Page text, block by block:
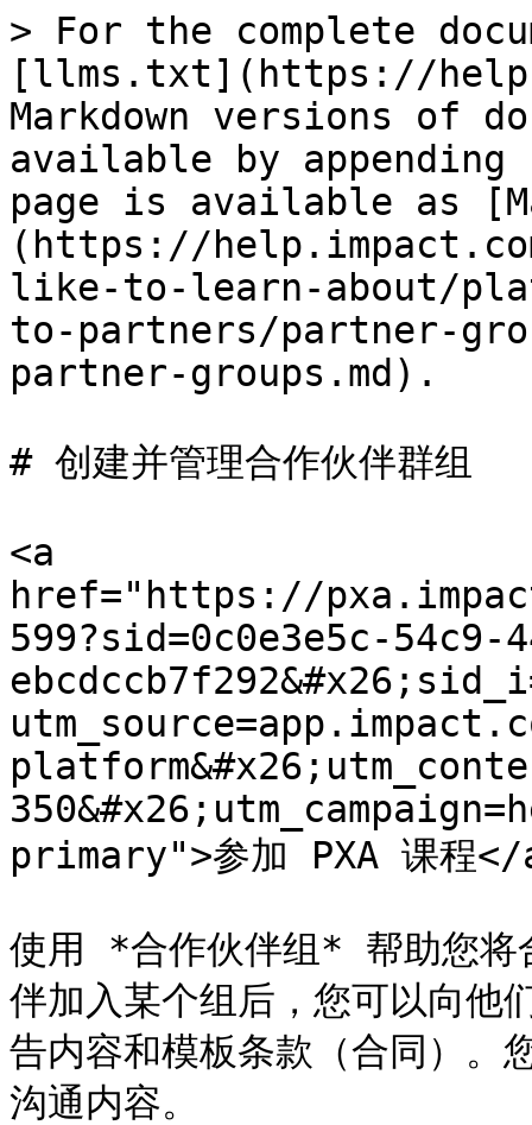
> For the complete
[llms.txt](https://
Markdown versions of
available by
page is available as
(https://
like-to-learn-about/
to-partners/partner-
partner-groups.md).
# 创建并管理合作伙伴群组
<a
href="https://
599?sid=0c0e3e5c-54c9-
primary">参加 PXA 课程</
使用 *合作伙伴组* 帮助您将
伴加入某个组后，您可以向他
告内容和模板条款（合同）。
沟通内容。